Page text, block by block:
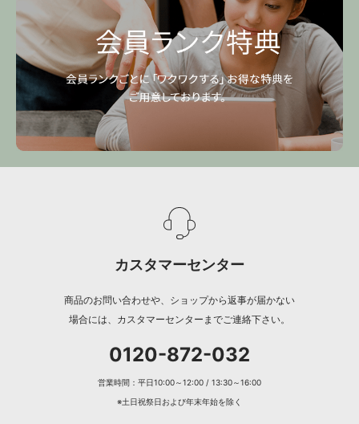
カスタマーセンター
商品のお問い合わせや、ショップから返事が届かない
場合には、カスタマーセンターまでご連絡下さい。
0120-872-032
営業時間：平日10:00～12:00 / 13:30～16:00
※土日祝祭日および年末年始を除く